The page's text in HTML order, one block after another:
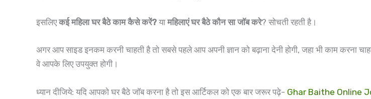
इसलिएकई महिला घर बैठे काम कैसे करें? या महिलाएं घर बैठे कौन सा जॉब करे? सोचती रहती है।
अगर आप साइड इनकम करनी चाहती है तो सबसे पहले आप अपनी ज्ञान को बढ़ाना देनी होगी, जहा भी काम करना
वे आपके लिए उपयुक्त होगी।
ध्यान दीजिये: यदि आपको घर बैठे जॉब करना है तो इस आर्टिकल को एक बार जरूर पढ़े- Ghar Baithe Online